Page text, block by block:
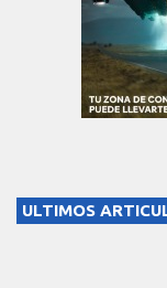
ULTIMOS